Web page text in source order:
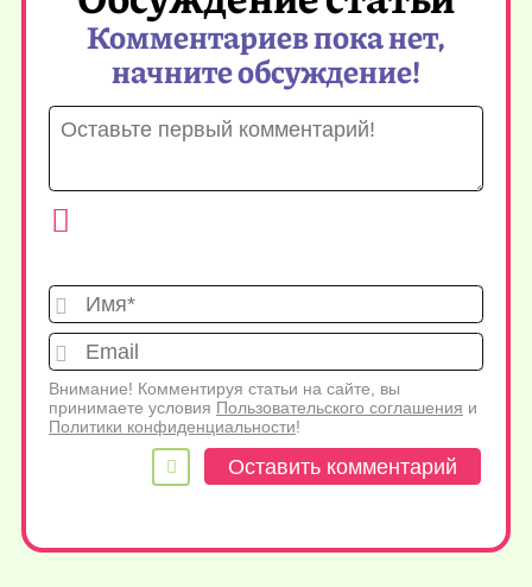
Комментариев пока нет,
начните обсуждение!
Имя*
Внимание! Комментируя статьи на сайте, вы
принимаете условия Пользовательского соглашения и
Политики конфиденциальности!